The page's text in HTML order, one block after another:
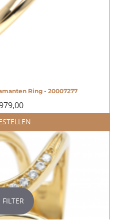
Ring - 20007277
FILTER